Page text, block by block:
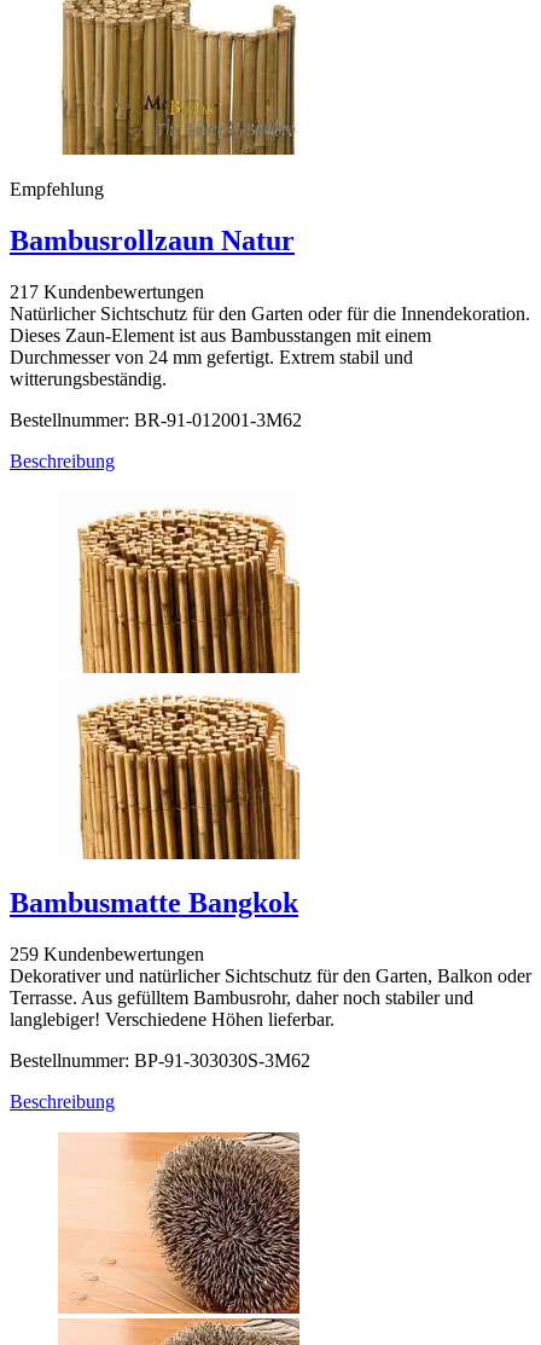
Empfehlung
Bambusrollzaun Natur
217 Kundenbewertungen
Natürlicher Sichtschutz für den Garten oder für die Innendekoration.
Dieses Zaun-Element ist aus Bambusstangen mit einem
Durchmesser von 24 mm gefertigt. Extrem stabil und
witterungsbeständig.
Bestellnummer: BR-91-012001-3M62
Beschreibung
Bambusmatte Bangkok
259 Kundenbewertungen
Dekorativer und natürlicher Sichtschutz für den Garten, Balkon oder
Terrasse. Aus gefülltem Bambusrohr, daher noch stabiler und
langlebiger! Verschiedene Höhen lieferbar.
Bestellnummer: BP-91-303030S-3M62
Beschreibung